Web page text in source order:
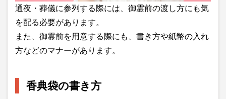
通夜・葬儀に参列する際には、御霊前の渡し方にも気
を配る必要があります。
また、御霊前を用意する際にも、書き方や紙幣の入れ
方などのマナーがあります。
香典袋の書き方